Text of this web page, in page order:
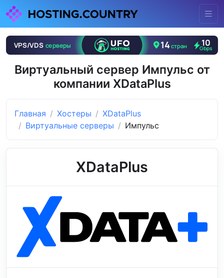
Виртуальный сервер Импульс от
компании XDataPlus
Главная Хостеры
XDataPlus
Виртуальные серверы
Импульс
XDataPlus